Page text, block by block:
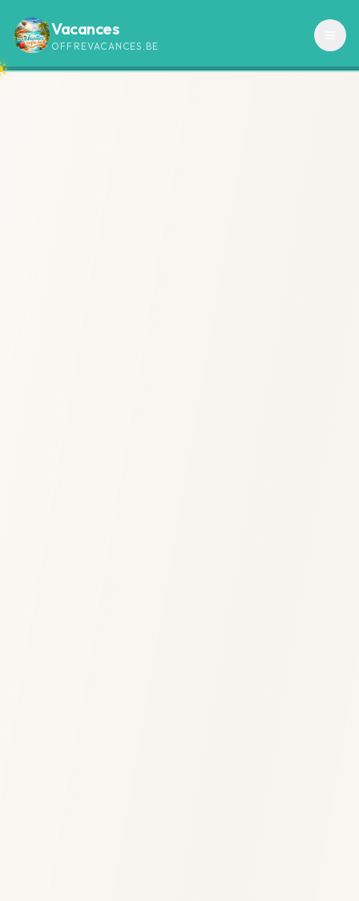
Vacances
OFFREVACANCES.BE